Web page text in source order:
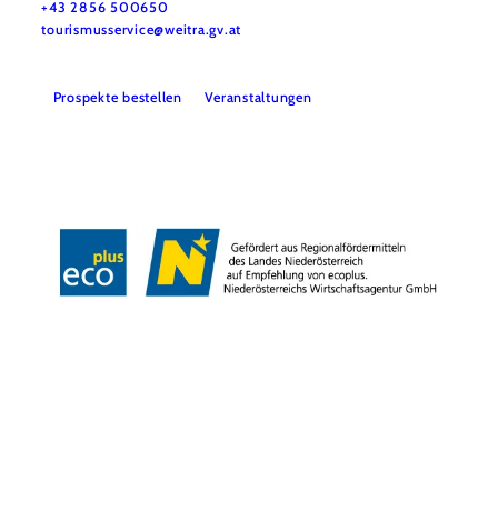
+43 2856 500650
tourismusservice@weitra.gv.at
Prospekte bestellen Veranstaltungen